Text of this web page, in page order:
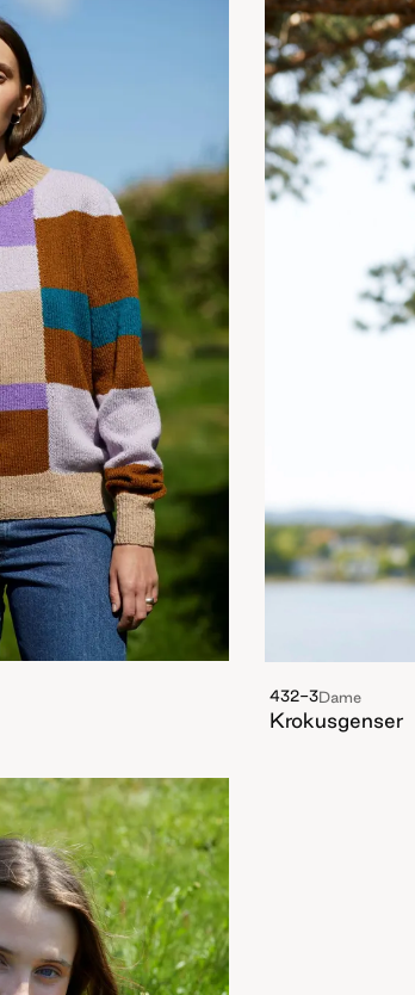
432-3Dame
Krokusgenser